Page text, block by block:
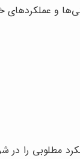
و
مطلوبی را در